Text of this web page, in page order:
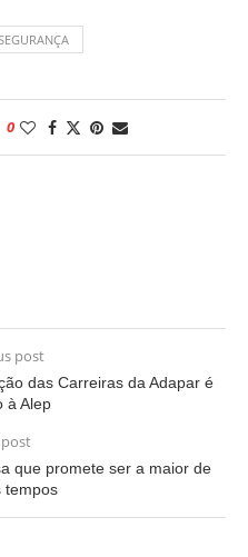
0
post
das Carreiras da Adapar é
à Alep
que promete ser a maior de
tempos